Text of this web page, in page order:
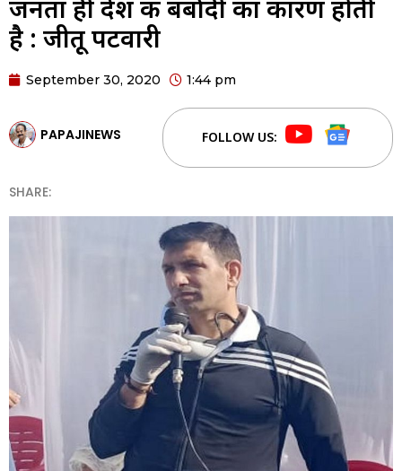
जनता ही देश की बर्बादी का कारण होती
है : जीतू पटवारी
September 30, 2020 1:44 pm
PAPAJINEWS FOLLOW US:
SHARE: